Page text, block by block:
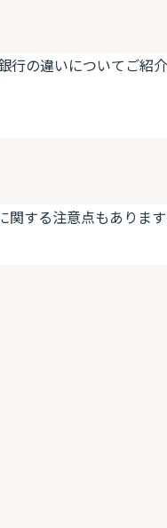
の違いについてご紹介
する注意点もあります